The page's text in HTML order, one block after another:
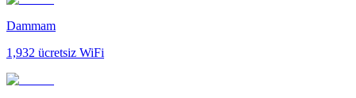
Dammam
1,932 ücretsiz WiFi